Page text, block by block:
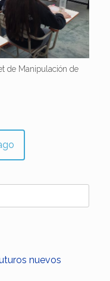
de Manipulación de
nuevos